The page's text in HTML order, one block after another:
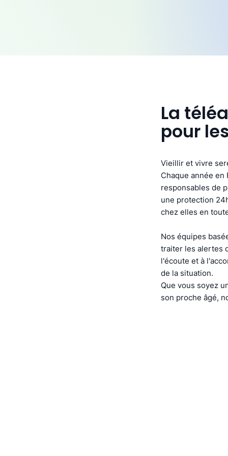
La
pour
Vieillir et vivre
Chaque année
responsables de
une protection
chez elles en
Nos équipes
traiter les alertes
l'écoute et à
de la situation.
Que vous soyez
son proche âgé,